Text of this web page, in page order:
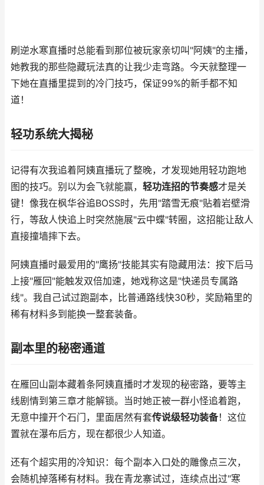
刷逆水寒直播时总能看到那位被玩家亲切叫"阿姨"的主播，
她教我的那些隐藏玩法真的让我少走弯路。今天就整理一
下她在直播里提到的冷门技巧，保证99%的新手都不知
道！
轻功系统大揭秘
记得有次我追着阿姨直播玩了整晚，才发现她用轻功跑地
图的技巧。别以为会飞就能赢， 轻功连招的节奏感才是关
键！像我在枫华谷追BOSS时，先用"踏雪无痕"贴着岩壁滑
行，等敌人快追上时突然施展"云中蝶"转圈，这招能让敌人
直接撞墙摔下去。
阿姨直播时最爱用的"鹰扬"技能其实有隐藏用法：按下后马
上接"雁回"能触发双倍加速，她戏称这是"快递员专属路
线"。我自己试过跑副本，比普通路线快30秒，奖励箱里的
稀有材料多到能换一整套装备。
副本里的秘密通道
在雁回山副本藏着条阿姨直播时才发现的秘密路，要等主
线剧情到第三章才能解锁。当时她正被一群小怪追着跑，
无意中撞开个石门，里面居然有套传说级轻功装备！这位
置就在瀑布后方，现在都很少人知道。
还有个超实用的冷知识：每个副本入口处的雕像点三次，
会随机掉落稀有材料。我在青龙寨试过，连续点出过"寒